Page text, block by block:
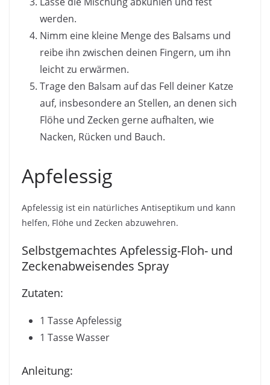
werden.
Nimm eine kleine Menge des Balsams und
reibe ihn zwischen deinen Fingern, um ihn
leicht zu erwärmen.
Trage den Balsam auf das Fell deiner Katze
auf, insbesondere an Stellen, an denen sich
Flöhe und Zecken gerne aufhalten, wie
Nacken, Rücken und Bauch.
Apfelessig
Apfelessig ist ein natürliches Antiseptikum und kann
helfen, Flöhe und Zecken abzuwehren.
Selbstgemachtes Apfelessig-Floh- und
Zeckenabweisendes Spray
Zutaten:
1 Tasse Apfelessig
1 Tasse Wasser
Anleitung: